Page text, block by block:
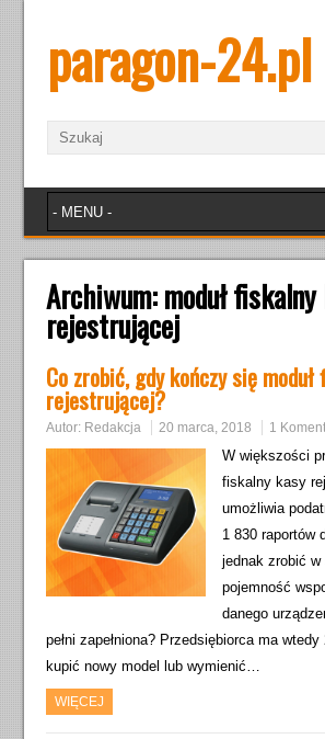
paragon-24.pl
Archiwum:moduł
rejestrującej
Co zrobić, gdy kończy się
rejestrującej?
Autor: Redakcja 20 marca, 2018 1
W większości
fiskalny kasy
umożliwia
1 830 raportów
jednak zrobić
pojemność
danego
pełni zapełniona? Przedsiębiorca ma
kupić nowy model lub wymienić…
WIĘCEJ